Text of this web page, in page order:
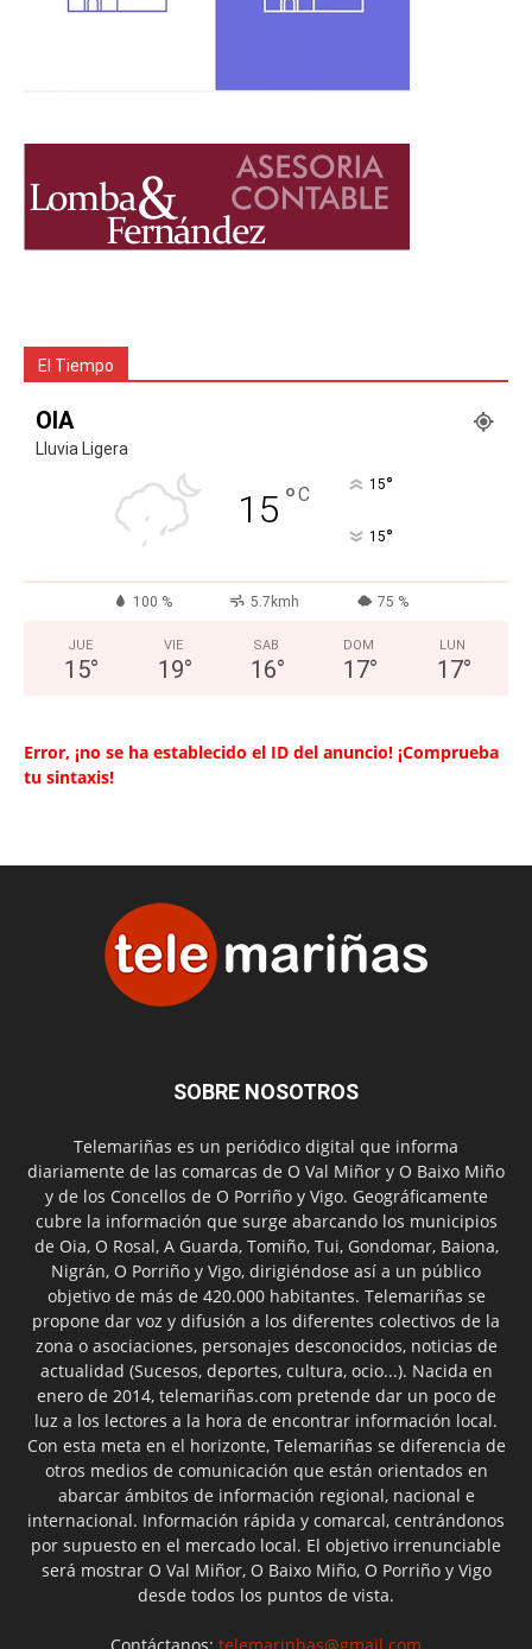
El Tiempo
OIA
Lluvia Ligera
15 °C 15°
15°
100 % 5.7kmh 75 %
JUE
15°
VIE
19°
SAB
16°
DOM
17°
LUN
17°
Error, ¡no se ha establecido el ID del anuncio! ¡Comprueba
tu sintaxis!
SOBRE NOSOTROS
Telemariñas es un periódico digital que informa
diariamente de las comarcas de O Val Miñor y O Baixo Miño
y de los Concellos de O Porriño y Vigo. Geográficamente
cubre la información que surge abarcando los municipios
de Oia, O Rosal, A Guarda, Tomiño, Tui, Gondomar, Baiona,
Nigrán, O Porriño y Vigo, dirigiéndose así a un público
objetivo de más de 420.000 habitantes. Telemariñas se
propone dar voz y difusión a los diferentes colectivos de la
zona o asociaciones, personajes desconocidos, noticias de
actualidad (Sucesos, deportes, cultura, ocio...). Nacida en
enero de 2014, telemariñas.com pretende dar un poco de
luz a los lectores a la hora de encontrar información local.
Con esta meta en el horizonte, Telemariñas se diferencia de
otros medios de comunicación que están orientados en
abarcar ámbitos de información regional, nacional e
internacional. Información rápida y comarcal, centrándonos
por supuesto en el mercado local. El objetivo irrenunciable
será mostrar O Val Miñor, O Baixo Miño, O Porriño y Vigo
desde todos los puntos de vista.